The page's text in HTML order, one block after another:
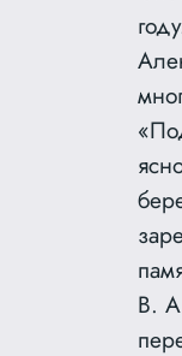
В.